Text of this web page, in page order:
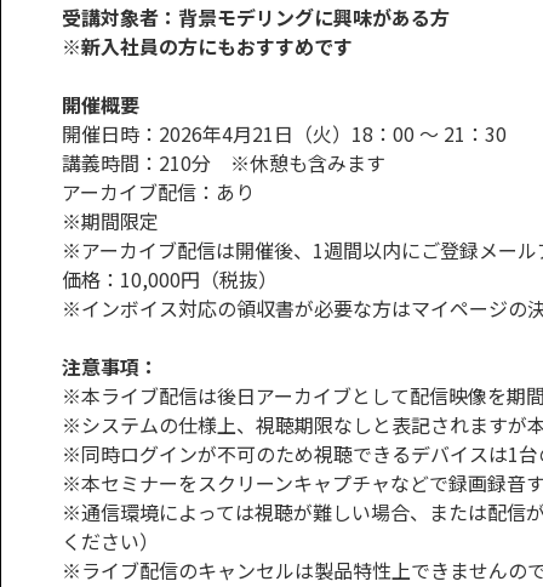
受講対象者：背景モデリングに興味がある方
※新入社員の方にもおすすめです
開催概要
開催日時：2026年4月21日（火）18：00 ～ 21：30
講義時間：210分 ※休憩も含みます
アーカイブ配信：あり
※期間限定
※アーカイブ配信は開催後、1週間以内にご登録メー
価格：10,000円（税抜）
※インボイス対応の領収書が必要な方はマイページの
注意事項：
※本ライブ配信は後日アーカイブとして配信映像を期
※システムの仕様上、視聴期限なしと表記されますが
※同時ログインが不可のため視聴できるデバイスは1
※本セミナーをスクリーンキャプチャなどで録画録音
※通信環境によっては視聴が難しい場合、または配信
ください）
※ライブ配信のキャンセルは製品特性上できませんの